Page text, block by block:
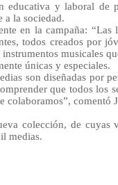
y laboral de
a la sociedad.
en la campaña: “Las
todos creados por
musicales
únicas y especiales.
son diseñadas por
que todos los
comentó
colección, de cuyas
medias.